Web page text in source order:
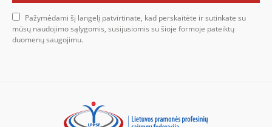
Pažymėdami šį langelį patvirtinate, kad perskaitėte ir sutinkate su
mūsų naudojimo sąlygomis, susijusiomis su šioje formoje pateiktų
duomenų saugojimu.